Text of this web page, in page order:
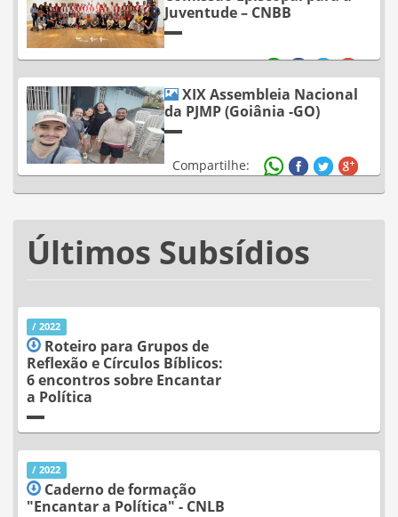
Juventude – CNBB
Compartilhe:
XIX Assembleia Nacional
da PJMP (Goiânia -GO)
Compartilhe:
Últimos Subsídios
/ 2022
Roteiro para Grupos de
Reflexão e Círculos Bíblicos:
6 encontros sobre Encantar
a Política
/ 2022
Caderno de formação
"Encantar a Política" - CNLB